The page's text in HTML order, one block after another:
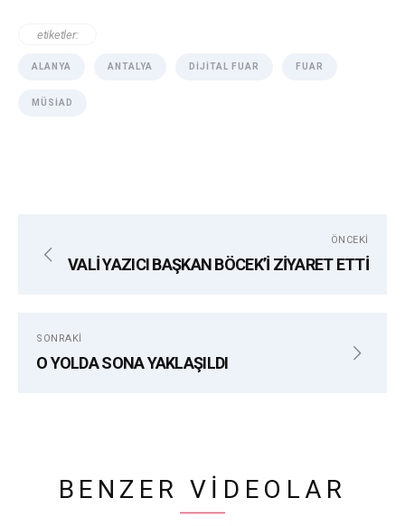
etiketler:
ALANYA ANTALYA DIJITAL FUAR FUAR
MÜSİAD
ÖNCEKI
VALİ YAZICI BAŞKAN BÖCEK’İ ZİYARET ETTİ
SONRAKI
O YOLDA SONA YAKLAŞILDI
BENZER VIDEOLAR